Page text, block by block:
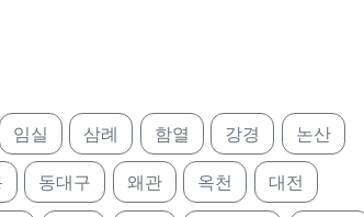
임실 삼례 함열 강경 논산
동대구 왜관 옥천 대전